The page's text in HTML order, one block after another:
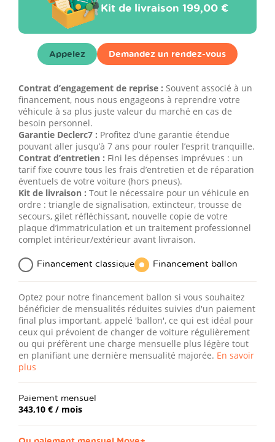
Kit de livraison 199,00 €
Appelez Demandez un rendez-vous
Contrat d’engagement de reprise : Souvent associé à un
financement, nous nous engageons à reprendre votre
véhicule à sa plus juste valeur du marché en cas de
besoin personnel.
Garantie Declerc7 : Profitez d’une garantie étendue
pouvant aller jusqu’à 7 ans pour rouler l’esprit tranquille.
Contrat d’entretien : Fini les dépenses imprévues : un
tarif fixe couvre tous les frais d’entretien et de réparation
éventuels de votre voiture (hors pneus).
Kit de livraison : Tout le nécessaire pour un véhicule en
ordre : triangle de signalisation, extincteur, trousse de
secours, gilet réfléchissant, nouvelle copie de votre
plaque d’immatriculation et un traitement professionnel
complet intérieur/extérieur avant livraison.
Financement classique Financement ballon
Optez pour notre financement ballon si vous souhaitez
bénéficier de mensualités réduites suivies d'un paiement
final plus important, appelé 'ballon', ce qui est idéal pour
ceux qui prévoient de changer de voiture régulièrement
ou qui préfèrent une charge mensuelle plus légère tout
en planifiant une dernière mensualité majorée. En savoir
plus
Paiement mensuel
343,10 € / mois